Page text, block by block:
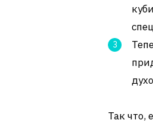
Так что,